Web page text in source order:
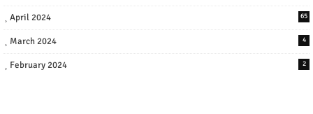
April 2024 65
March 2024 4
February 2024 2